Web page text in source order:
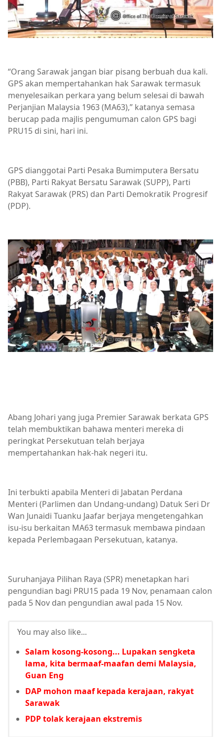
“Orang Sarawak jangan biar pisang berbuah dua kali.
GPS akan mempertahankan hak Sarawak termasuk
menyelesaikan perkara yang belum selesai di bawah
Perjanjian Malaysia 1963 (MA63),” katanya semasa
berucap pada majlis pengumuman calon GPS bagi
PRU15 di sini, hari ini.
GPS dianggotai Parti Pesaka Bumimputera Bersatu
(PBB), Parti Rakyat Bersatu Sarawak (SUPP), Parti
Rakyat Sarawak (PRS) dan Parti Demokratik Progresif
(PDP).
Abang Johari yang juga Premier Sarawak berkata GPS
telah membuktikan bahawa menteri mereka di
peringkat Persekutuan telah berjaya
mempertahankan hak-hak negeri itu.
Ini terbukti apabila Menteri di Jabatan Perdana
Menteri (Parlimen dan Undang-undang) Datuk Seri Dr
Wan Junaidi Tuanku Jaafar berjaya mengetengahkan
isu-isu berkaitan MA63 termasuk membawa pindaan
kepada Perlembagaan Persekutuan, katanya.
Suruhanjaya Pilihan Raya (SPR) menetapkan hari
pengundian bagi PRU15 pada 19 Nov, penamaan calon
pada 5 Nov dan pengundian awal pada 15 Nov.
You may also like...
Salam kosong-kosong... Lupakan sengketa
lama, kita bermaaf-maafan demi Malaysia,
Guan Eng
DAP mohon maaf kepada kerajaan, rakyat
Sarawak
PDP tolak kerajaan ekstremis